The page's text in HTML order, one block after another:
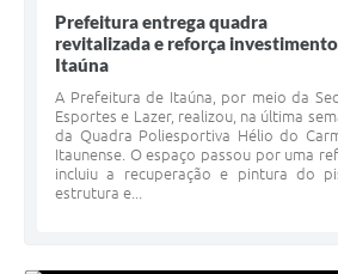
Prefeitura entrega quadra
revitalizada e reforça
Itaúna
A Prefeitura de Itaúna, por meio da
Esportes e Lazer, realizou, na última
da Quadra Poliesportiva Hélio do
Itaunense. O espaço passou por uma
incluiu a recuperação e pintura do
estrutura e...